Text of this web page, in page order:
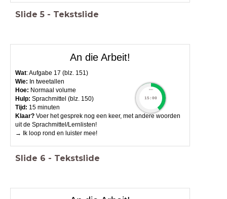
Slide 5 - Tekstslide
An die Arbeit!
Wat: Aufgabe 17 (blz. 151)
Wie: In tweetallen
Hoe: Normaal volume
Hulp:Sprachmittel (blz. 150)
Tijd: 15 minuten
Klaar?Voer het gesprek nog een keer, met andere woorden
uit de Sprachmittel/Lernlisten!
→ Ik loop rond en luister mee!
timer
15:00
Slide 6 - Tekstslide